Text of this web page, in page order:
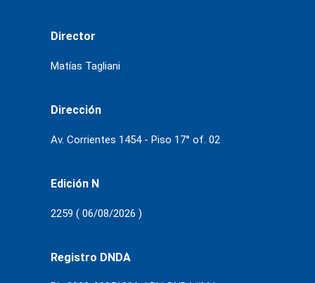
Director
Matías Tagliani
Dirección
Av. Corrientes 1454 - Piso 17° of. 02
Edición N
2259 ( 06/08/2026 )
Registro DNDA